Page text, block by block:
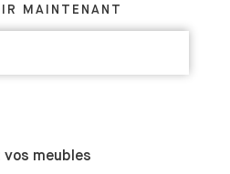
MAINTENANT
vos meubles